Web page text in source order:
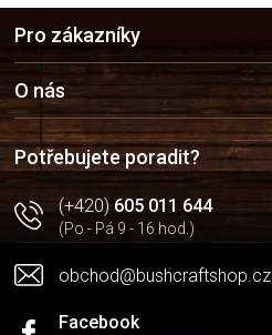
a
t
í
Pro zákazníky
O nás
Potřebujete poradit?
(+420)605 011 644
(Po - Pá 9 - 16 hod.)
obchod@bushcraftshop.cz
Facebook